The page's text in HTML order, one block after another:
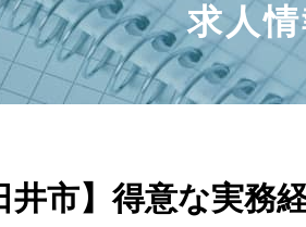
求人情
井市】得意な実務